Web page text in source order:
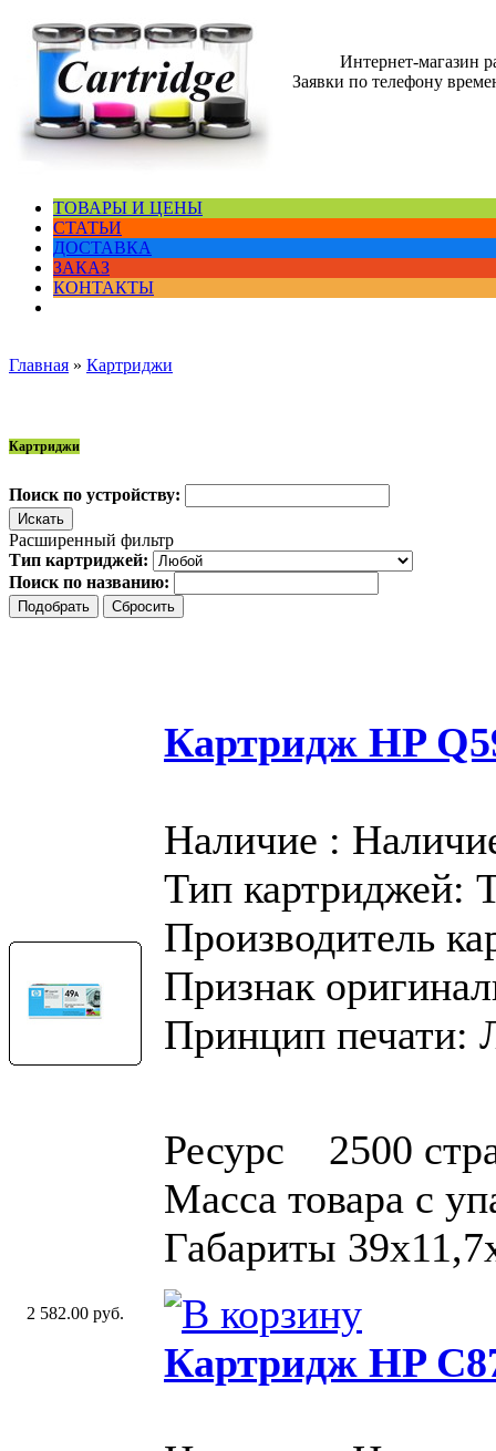
Интернет-магазин
Заявки по телефону
ТОВАРЫ И ЦЕНЫ
СТАТЬИ
ДОСТАВКА
ЗАКАЗ
КОНТАКТЫ
Главная » Картриджи
Картриджи
Поиск по устройству:
Расширенный фильтр
Тип картриджей:
Поиск по названию:
Картридж HP
Наличие :
Тип картриджей:
Производитель
Признак
Принцип печати:
Ресурс 2500
Масса товара с
Габариты
2 582.00 руб.
Картридж HP